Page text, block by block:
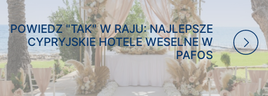
POWIEDZ "TAK" W RAJU: NAJLEPSZE
CYPRYJSKIE HOTELE WESELNE W
PAFOS